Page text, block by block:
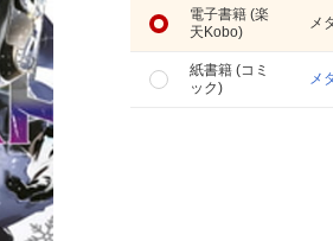
電子書籍 (楽
天Kobo)
メ
紙書籍 (コミ
ック)
メ